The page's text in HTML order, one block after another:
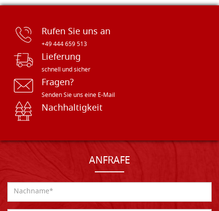
Rufen Sie uns an
+49 444 659 513
Lieferung
schnell und sicher
Fragen?
Senden Sie uns eine E-Mail
Nachhaltigkeit
ANFRAFE